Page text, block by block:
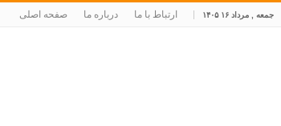
جمعه , مرداد ۱۶ ۱۴۰۵ ارتباط با ما درباره ما صفحه اصلی